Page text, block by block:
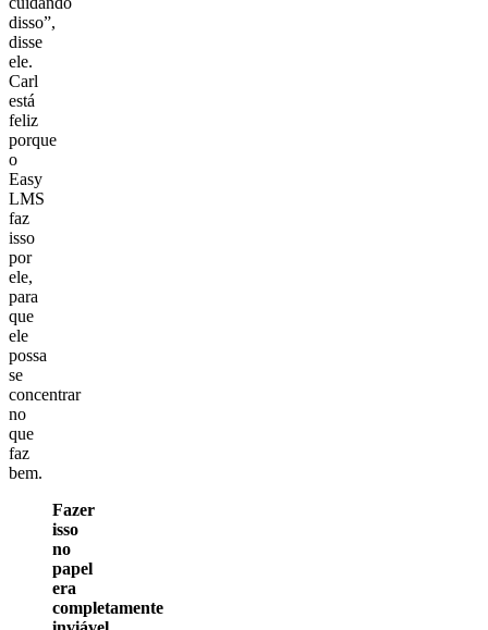
disso”,
disse
ele.
Carl
está
feliz
porque
o
Easy
LMS
faz
isso
por
ele,
para
que
ele
possa
se
concentrar
no
que
faz
bem.
Fazer
isso
no
papel
era
completamente